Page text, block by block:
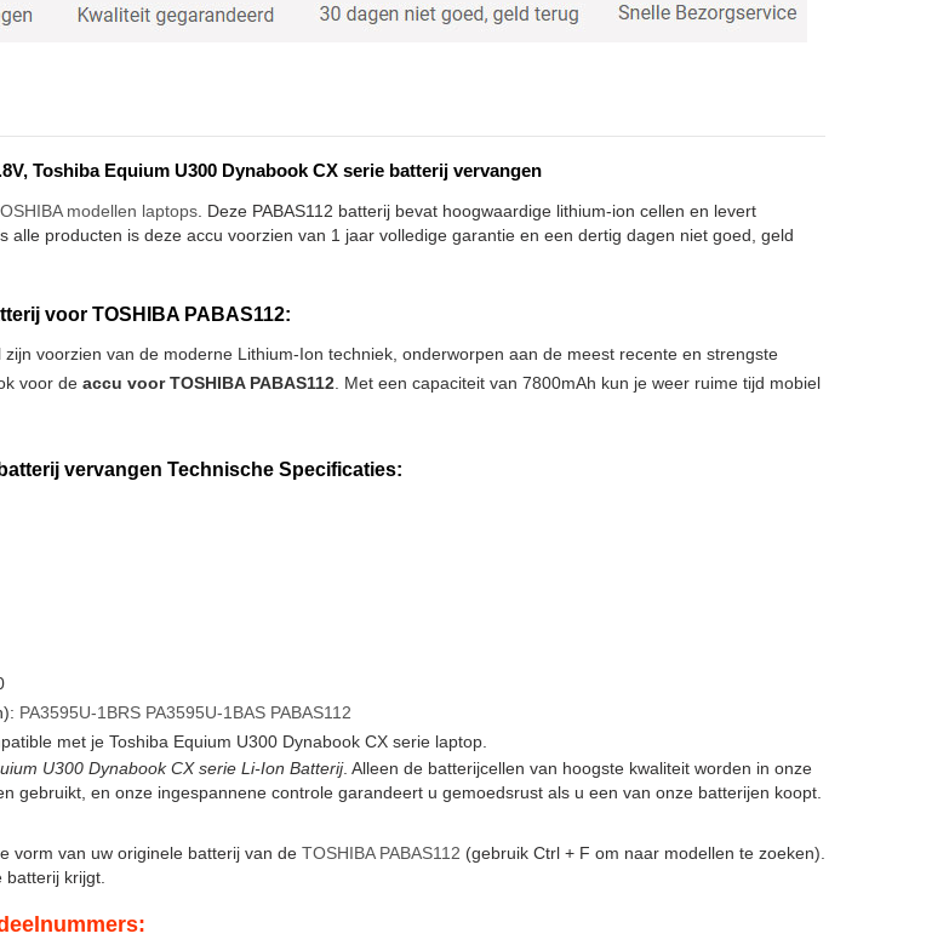
Toshiba Equium U300 Dynabook CX serie batterij vervangen
modellen laptops. Deze PABAS112 batterij bevat hoogwaardige lithium-ion cellen en levert
alle producten is deze accu voorzien van 1 jaar volledige garantie en een dertig dagen niet goed, geld
voor TOSHIBA PABAS112:
voorzien van de moderne Lithium-Ion techniek, onderworpen aan de meest recente en strengste
voor de accu voor TOSHIBA PABAS112. Met een capaciteit van 7800mAh kun je weer ruime tijd mobiel
vervangen Technische Specificaties:
PA3595U-1BRS PA3595U-1BAS PABAS112
met je Toshiba Equium U300 Dynabook CX serie laptop.
U300 Dynabook CX serie Li-Ion Batterij. Alleen de batterijcellen van hoogste kwaliteit worden in onze
gebruikt, en onze ingespannene controle garandeert u gemoedsrust als u een van onze batterijen koopt.
vorm van uw originele batterij van de TOSHIBA PABAS112 (gebruik Ctrl + F om naar modellen te zoeken).
krijgt.